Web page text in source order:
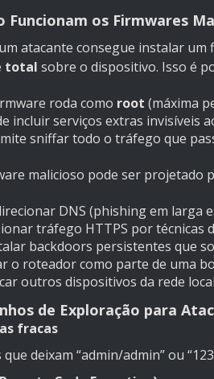
Funcionam os Firmwares
atacante consegue instalar
total sobre o dispositivo. Isso é
roda como root (máxima
incluir serviços extras invisíveis
sniffar todo o tráfego que
malicioso pode ser projetado
DNS (phishing em larga
tráfego HTTPS por técnicas
backdoors persistentes que
o roteador como parte de uma
outros dispositivos da rede
de Exploração para
fracas
deixam “admin/admin” ou